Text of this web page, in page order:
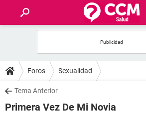
FOROS
SALUD
Foros Sexualidad
Tema Anterior
Primera Vez De Mi Novia